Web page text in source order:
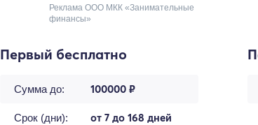
Реклама ООО МКК «Занимательные
финансы»
Первый бесплатно
Сумма до: 100000 ₽
Срок (дни): от 7 до 168 дней